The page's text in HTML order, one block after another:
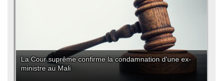
La Cour suprême confirme la condamnation d'une ex-
ministre au Mali